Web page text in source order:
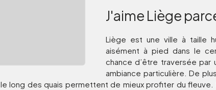
J'aime Liège
Liège est une ville à taille
aisément à pied dans le
chance d’être traversée par
ambiance particulière. De
le long des quais permettent de mieux profiter du fleuve.